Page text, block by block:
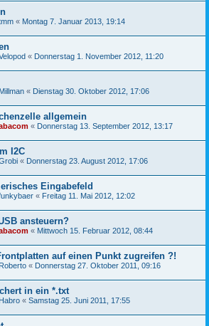
« Montag 7. Januar 2013, 19:14
« Donnerstag 1. November 2012, 11:20
Millman « Dienstag 30. Oktober 2012, 17:06
allgemein
« Donnerstag 13. September 2012, 13:17
I2C
« Donnerstag 23. August 2012, 17:06
Eingabefeld
« Freitag 11. Mai 2012, 12:02
ansteuern?
« Mittwoch 15. Februar 2012, 08:44
auf einen Punkt zugreifen ?!
Roberto « Donnerstag 27. Oktober 2011, 09:16
in ein *.txt
Habro « Samstag 25. Juni 2011, 17:55